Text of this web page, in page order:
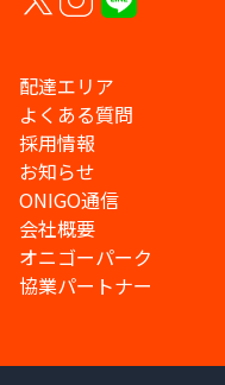
配達エリア
よくある質問
採用情報
お知らせ
ONIGO通信
会社概要
オニゴーパーク
協業パートナー